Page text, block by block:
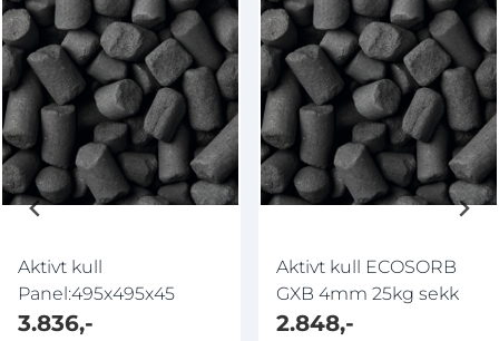
Aktivt kull
Panel:495x495x45
3.836,-
Aktivt kull ECOSORB
GXB 4mm 25kg sekk
2.848,-